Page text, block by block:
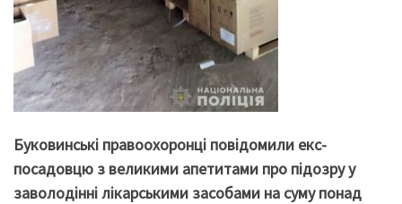
Буковинські правоохоронці повідомили екс-
посадовцю з великими апетитами про підозру у
заволодінні лікарськими засобами на суму понад